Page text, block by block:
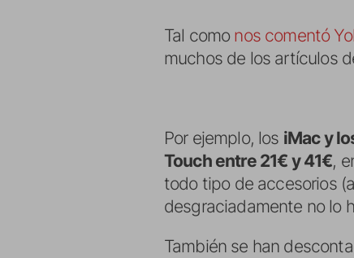
Tal como nos comentó
muchos de los artículos
Por ejemplo, los iMac y
Touch entre 21€ y 41€,
todo tipo de accesorios
desgraciadamente no lo
También se han